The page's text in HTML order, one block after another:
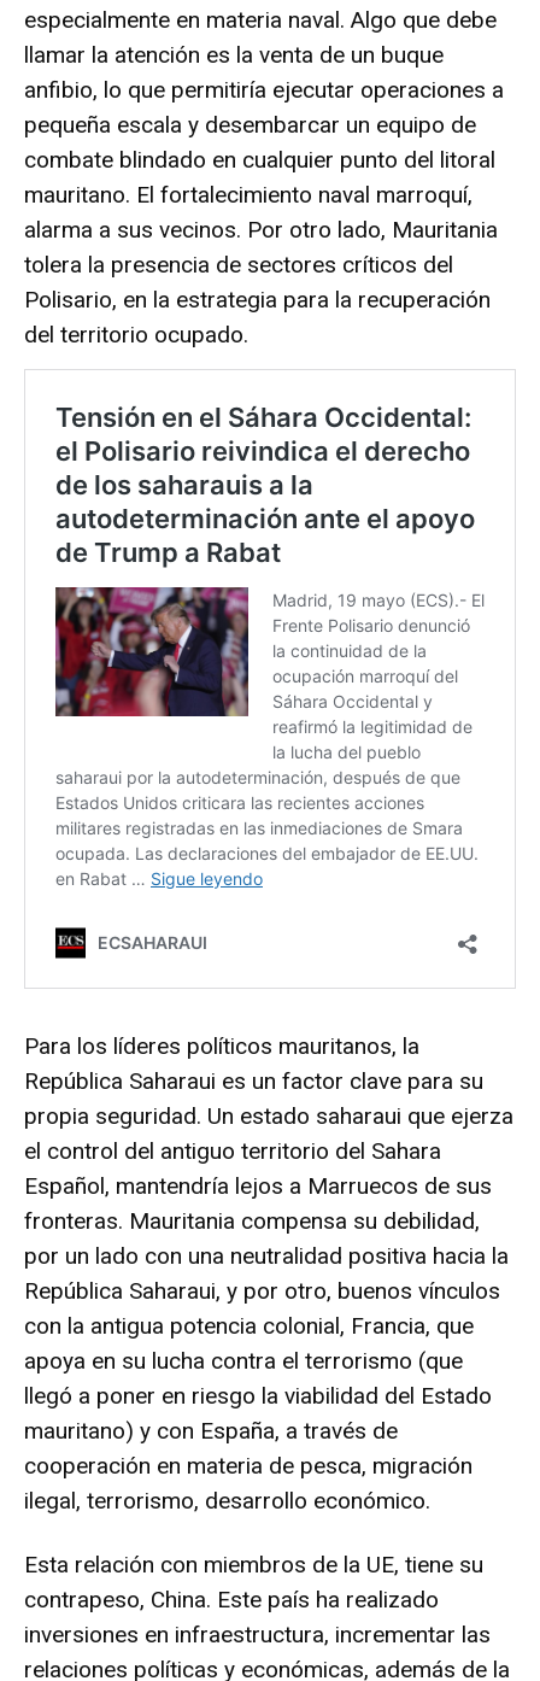
especialmente en materia naval. Algo que debe
llamar la atención es la venta de un buque
anfibio, lo que permitiría ejecutar operaciones a
pequeña escala y desembarcar un equipo de
combate blindado en cualquier punto del litoral
mauritano. El fortalecimiento naval marroquí,
alarma a sus vecinos. Por otro lado, Mauritania
tolera la presencia de sectores críticos del
Polisario, en la estrategia para la recuperación
del territorio ocupado.
Para los líderes políticos mauritanos, la
República Saharaui es un factor clave para su
propia seguridad. Un estado saharaui que ejerza
el control del antiguo territorio del Sahara
Español, mantendría lejos a Marruecos de sus
fronteras. Mauritania compensa su debilidad,
por un lado con una neutralidad positiva hacia la
República Saharaui, y por otro, buenos vínculos
con la antigua potencia colonial, Francia, que
apoya en su lucha contra el terrorismo (que
llegó a poner en riesgo la viabilidad del Estado
mauritano) y con España, a través de
cooperación en materia de pesca, migración
ilegal, terrorismo, desarrollo económico.
Esta relación con miembros de la UE, tiene su
contrapeso, China. Este país ha realizado
inversiones en infraestructura, incrementar las
relaciones políticas y económicas, además de la